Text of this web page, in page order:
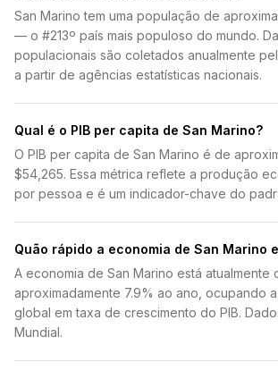
San Marino tem uma população de
— o #213º país mais populoso do mundo.
populacionais são coletados anualmente
a partir de agências estatísticas nacionais.
Qual é o PIB per capita de San Marino?
O PIB per capita de San Marino é de
$54,265. Essa métrica reflete a produção
por pessoa e é um indicador-chave do
Quão rápido a economia de San Marino
A economia de San Marino está atualmente
aproximadamente 7.9% ao ano, ocupando
global em taxa de crescimento do PIB.
Mundial.